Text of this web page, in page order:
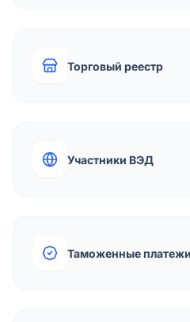
Торговый реестр
Участники ВЭД
Таможенные платежи